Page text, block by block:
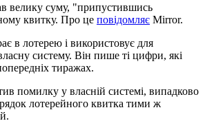
велику суму, "припустившись
квитку. Про це повідомляє Mirror.
в лотерею і використовує для
систему. Він пише ті цифри, які
тиражах.
помилку у власній системі, випадково
лотерейного квитка тими ж